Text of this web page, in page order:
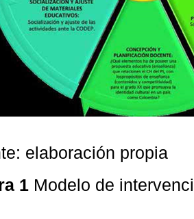
elaboración propia
1 Modelo de